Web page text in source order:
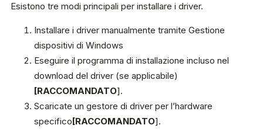
Esistono tre modi principali per installare i driver.
Installare i driver manualmente tramite Gestione
dispositivi di Windows
Eseguire il programma di installazione incluso nel
download del driver (se applicabile)
[RACCOMANDATO].
Scaricate un gestore di driver per l’hardware
specifico[RACCOMANDATO].